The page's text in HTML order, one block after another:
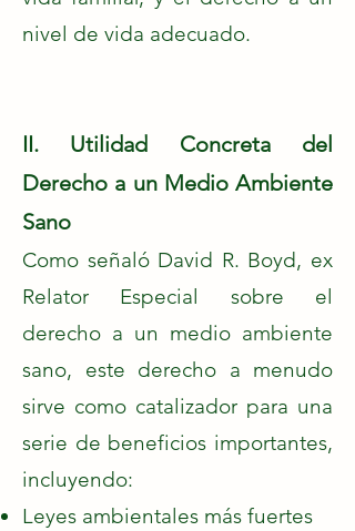
nivel de vida adecuado.
II. Utilidad Concreta del
Derecho a un Medio Ambiente
Sano
Como señaló David R. Boyd, ex
Relator Especial sobre el
derecho a un medio ambiente
sano, este derecho a menudo
sirve como catalizador para una
serie de beneficios importantes,
incluyendo:
Leyes ambientales más fuertes